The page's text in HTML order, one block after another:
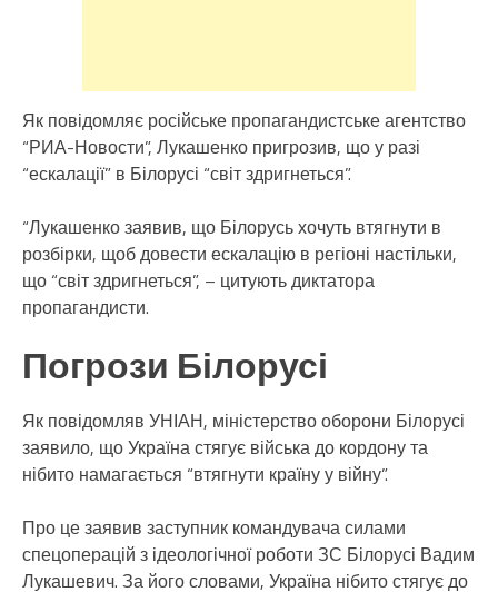
Як повідомляє російське пропагандистське агентство
“РИА-Новости”, Лукашенко пригрозив, що у разі
“ескалації” в Білорусі “світ здригнеться”.
“Лукашенко заявив, що Білорусь хочуть втягнути в
розбірки, щоб довести ескалацію в регіоні настільки,
що “світ здригнеться”, – цитують диктатора
пропагандисти.
Погрози Білорусі
Як повідомляв УНІАН, міністерство оборони Білорусі
заявило, що Україна стягує війська до кордону та
нібито намагається “втягнути країну у війну”.
Про це заявив заступник командувача силами
спецоперацій з ідеологічної роботи ЗС Білорусі Вадим
Лукашевич. За його словами, Україна нібито стягує до